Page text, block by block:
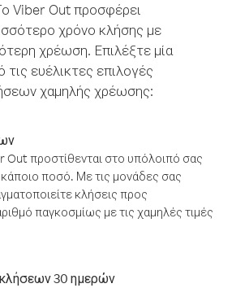
Viber Out προσφέρει
χρόνο κλήσης με
χρέωση. Επιλέξτε μία
τις ευέλικτες επιλογές
χαμηλής χρέωσης:
Out προστίθενται στο υπόλοιπό σας
ποσό. Με τις μονάδες σας
κλήσεις προς
παγκοσμίως με τις χαμηλές τιμές
30 ημερών